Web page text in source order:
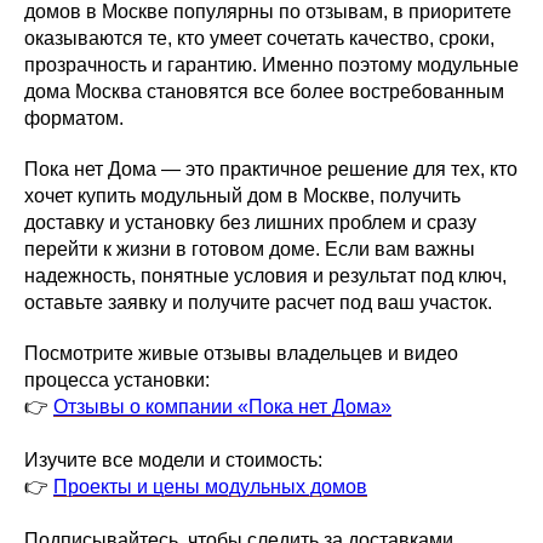
домов в Москве популярны по отзывам, в приоритете
оказываются те, кто умеет сочетать качество, сроки,
прозрачность и гарантию. Именно поэтому модульные
дома Москва становятся все более востребованным
форматом.
Пока нет Дома — это практичное решение для тех, кто
хочет купить модульный дом в Москве, получить
доставку и установку без лишних проблем и сразу
перейти к жизни в готовом доме. Если вам важны
надежность, понятные условия и результат под ключ,
оставьте заявку и получите расчет под ваш участок.
Посмотрите живые отзывы владельцев и видео
процесса установки:
👉 Отзывы о компании «Пока нет Дома»
Изучите все модели и стоимость:
👉 Проекты и цены модульных домов